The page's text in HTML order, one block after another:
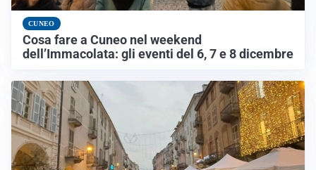
CUNEO
Cosa fare a Cuneo nel weekend
dell’Immacolata: gli eventi del 6, 7 e 8 dicembre